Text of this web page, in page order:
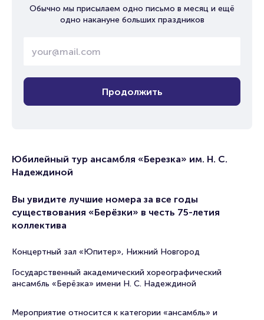
Обычно мы присылаем одно письмо в месяц и ещё
одно накануне больших праздников
Продолжить
Юбилейный тур ансамбля «Березка» им. Н. С.
Надеждиной
Вы увидите лучшие номера за все годы
существования «Берёзки» в честь 75-летия
коллектива
Концертный зал «Юпитер», Нижний Новгород
Государственный академический хореографический
ансамбль «Берёзка» имени Н. С. Надеждиной
Мероприятие относится к категории «ансамбль» и